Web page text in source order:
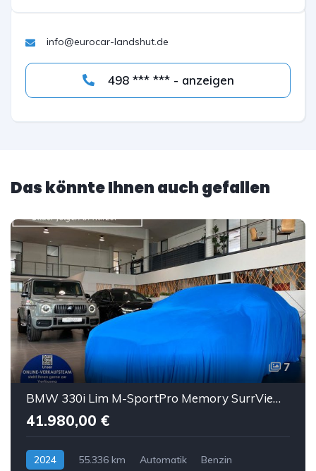
info@eurocar-landshut.de
498 *** *** - anzeigen
Das könnte Ihnen auch gefallen
7
BMW 330i Lim M-SportPro Memory SurrView HUD eGSD ACC
41.980,00 €
2024 55.336 km Automatik Benzin